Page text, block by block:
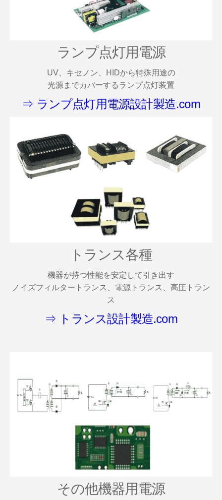
ランプ点灯用電源
UV、キセノン、HIDから特殊用途の
光源までカバーするランプ点灯装置
⇒ ランプ点灯用電源設計製造.com
トランス各種
機器が持つ性能を安定して引き出す
ノイズフィルタートランス、電源トランス、高圧トラン
ス
⇒ トランス設計製造.com
その他機器用電源